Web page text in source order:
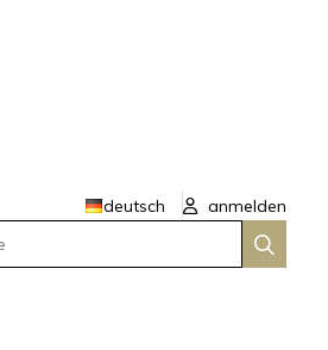
deutsch
anmelden